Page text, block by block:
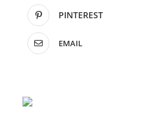
PINTEREST
EMAIL